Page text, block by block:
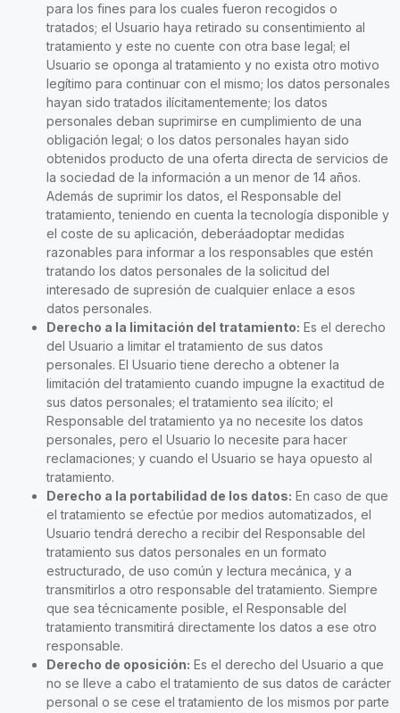
para los fines para los cuales fueron recogidos o
tratados; el Usuario haya retirado su consentimiento al
tratamiento y este no cuente con otra base legal; el
Usuario se oponga al tratamiento y no exista otro motivo
legítimo para continuar con el mismo; los datos personales
hayan sido tratados ilícitamentemente; los datos
personales deban suprimirse en cumplimiento de una
obligación legal; o los datos personales hayan sido
obtenidos producto de una oferta directa de servicios de
la sociedad de la información a un menor de 14 años.
Además de suprimir los datos, el Responsable del
tratamiento, teniendo en cuenta la tecnología disponible y
el coste de su aplicación, deberáadoptar medidas
razonables para informar a los responsables que estén
tratando los datos personales de la solicitud del
interesado de supresión de cualquier enlace a esos
datos personales.
Derecho a la limitación del tratamiento: Es el derecho
del Usuario a limitar el tratamiento de sus datos
personales. El Usuario tiene derecho a obtener la
limitación del tratamiento cuando impugne la exactitud de
sus datos personales; el tratamiento sea ilícito; el
Responsable del tratamiento ya no necesite los datos
personales, pero el Usuario lo necesite para hacer
reclamaciones; y cuando el Usuario se haya opuesto al
tratamiento.
Derecho a la portabilidad de los datos: En caso de que
el tratamiento se efectúe por medios automatizados, el
Usuario tendrá derecho a recibir del Responsable del
tratamiento sus datos personales en un formato
estructurado, de uso común y lectura mecánica, y a
transmitirlos a otro responsable del tratamiento. Siempre
que sea técnicamente posible, el Responsable del
tratamiento transmitirá directamente los datos a ese otro
responsable.
Derecho de oposición: Es el derecho del Usuario a que
no se lleve a cabo el tratamiento de sus datos de carácter
personal o se cese el tratamiento de los mismos por parte